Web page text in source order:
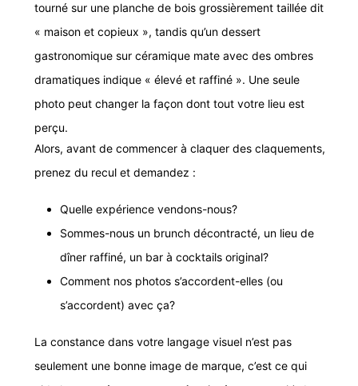
tourné sur une planche de bois grossièrement taillée dit
« maison et copieux », tandis qu’un dessert
gastronomique sur céramique mate avec des ombres
dramatiques indique « élevé et raffiné ». Une seule
photo peut changer la façon dont tout votre lieu est
perçu.
Alors, avant de commencer à claquer des claquements,
prenez du recul et demandez :
Quelle expérience vendons-nous?
Sommes-nous un brunch décontracté, un lieu de
dîner raffiné, un bar à cocktails original?
Comment nos photos s’accordent-elles (ou
s’accordent) avec ça?
La constance dans votre langage visuel n’est pas
seulement une bonne image de marque, c’est ce qui